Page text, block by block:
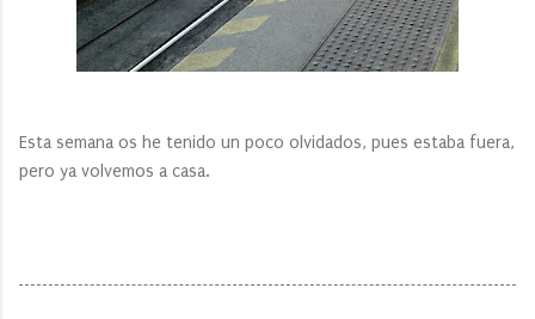
Esta semana os he tenido un poco olvidados, pues estaba fuera,
pero ya volvemos a casa.